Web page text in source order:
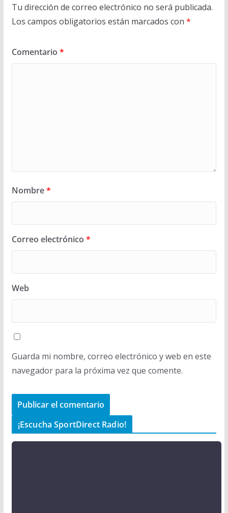
Tu dirección de correo electrónico no será publicada.
Los campos obligatorios están marcados con *
Comentario *
Nombre*
Correo electrónico *
Web
Guarda mi nombre, correo electrónico y web en este
navegador para la próxima vez que comente.
¡Escucha SportDirect Radio!